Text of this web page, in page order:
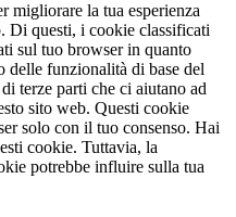
migliorare la tua esperienza
Di questi, i cookie classificati
sul tuo browser in quanto
delle funzionalità di base del
terze parti che ci aiutano ad
sito web. Questi cookie
solo con il tuo consenso. Hai
cookie. Tuttavia, la
potrebbe influire sulla tua